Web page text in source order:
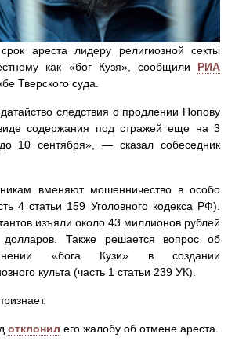
ареста лидеру религиозной секты
как «бог Кузя», сообщили РИА
Тверского суда.
следствия о продлении Попову
содержания под стражей еще на 3
10 сентября», — сказал собеседник
вменяют мошенничество в особо
4 статьи 159 Уголовного кодекса РФ).
изъяли около 43 миллионов рублей
Также решается вопрос об
«бога Кузи» в создании
культа (часть 1 статьи 239 УК).
отклонил его жалобу об отмене ареста.